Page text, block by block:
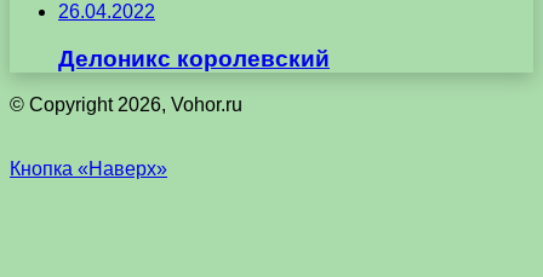
26.04.2022
Делоникс королевский
© Copyright 2026, Vohor.ru
Кнопка «Наверх»